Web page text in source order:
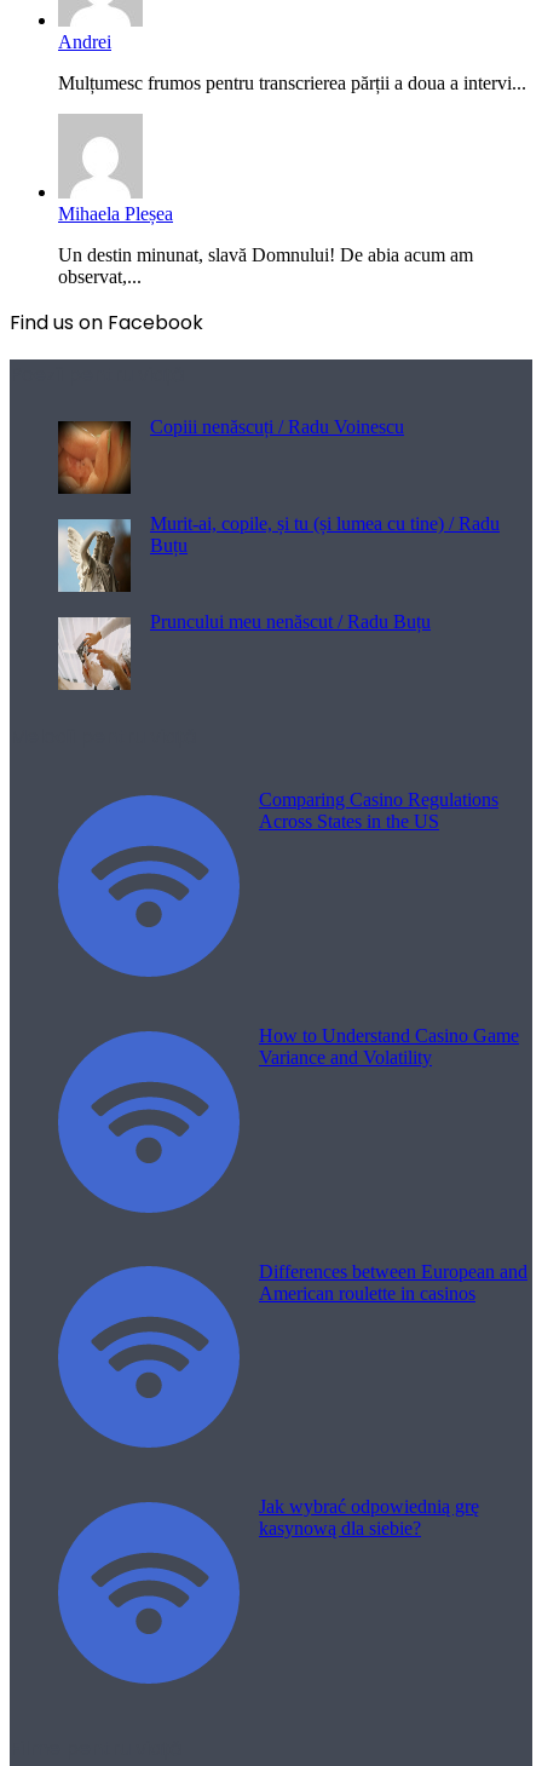
Andrei
Mulțumesc frumos pentru transcrierea părții a doua a intervi...
Mihaela Pleșea
Un destin minunat, slavă Domnului! De abia acum am
observat,...
Find us on Facebook
Copiii nenăscuți / Radu Voinescu
Murit-ai, copile, și tu (și lumea cu tine) / Radu
Buțu
Pruncului meu nenăscut / Radu Buțu
Comparing Casino Regulations
Across States in the US
How to Understand Casino Game
Variance and Volatility
Differences between European and
American roulette in casinos
Jak wybrać odpowiednią grę
kasynową dla siebie?